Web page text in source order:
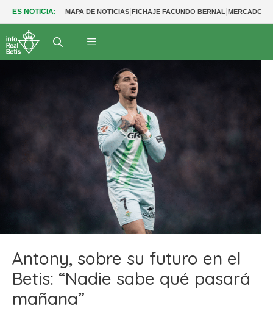
ES NOTICIA: MAPA DE NOTICIAS|FICHAJE FACUNDO BERNAL|MERCADO
Antony, sobre su futuro en el
Betis: “Nadie sabe qué pasará
mañana”